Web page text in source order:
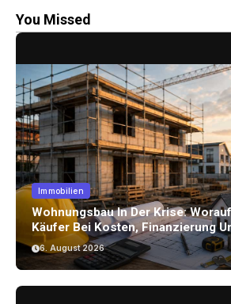
You Missed
Immobilien
Wohnungsbau In Der Krise:
Käufer Bei Kosten, Finanzierung
Achten Sollten
6. August 2026